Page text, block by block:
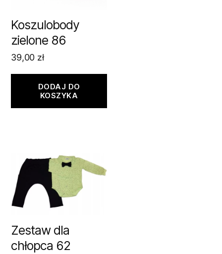
Koszulobody
zielone 86
39,00 zł
DODAJ DO
KOSZYKA
Zestaw dla
chłopca 62